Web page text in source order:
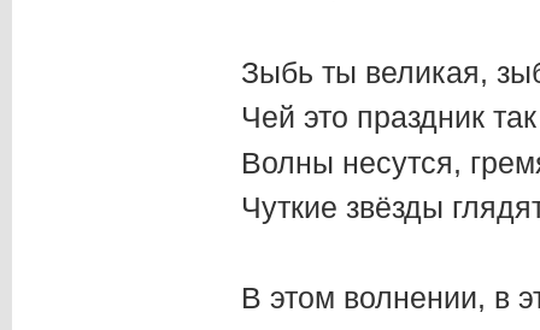
Зыбь ты великая,
Чей это праздник
Волны несутся,
Чуткие звёзды
В этом волнении, в